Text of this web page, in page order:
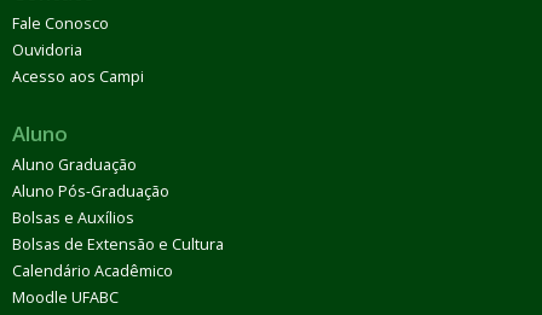
Fale Conosco
Ouvidoria
Acesso aos Campi
Aluno
Aluno Graduação
Aluno Pós-Graduação
Bolsas e Auxílios
Bolsas de Extensão e Cultura
Calendário Acadêmico
Moodle UFABC